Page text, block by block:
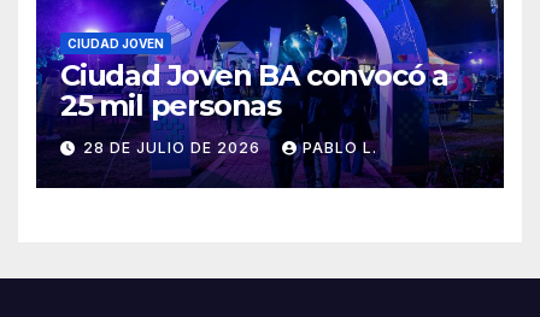
CIUDAD JOVEN
Ciudad Joven BA convocó a
25 mil personas
28 DE JULIO DE 2026 PABLO L.